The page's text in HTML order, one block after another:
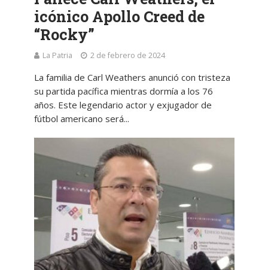
icónico Apollo Creed de
“Rocky”
La Patria 2 de febrero de 2024
La familia de Carl Weathers anunció con tristeza
su partida pacífica mientras dormía a los 76
años. Este legendario actor y exjugador de
fútbol americano será...